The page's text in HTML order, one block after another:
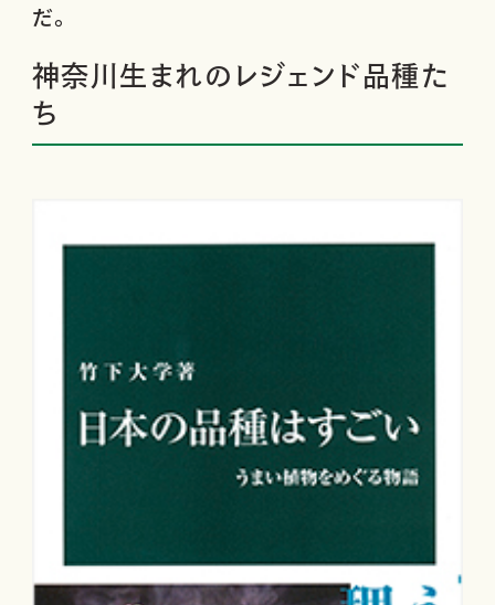
だ。
神奈川生まれのレジェンド品種た
ち